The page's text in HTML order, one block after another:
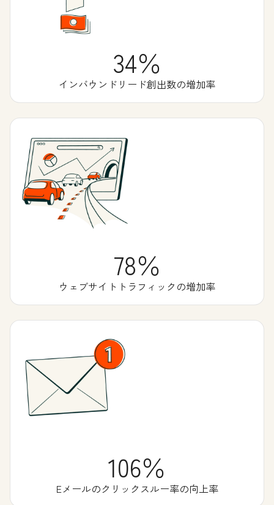
34％
インバウンドリード創出数の増加率
78％
ウェブサイトトラフィックの増加率
106％
Eメールのクリックスルー率の向上率